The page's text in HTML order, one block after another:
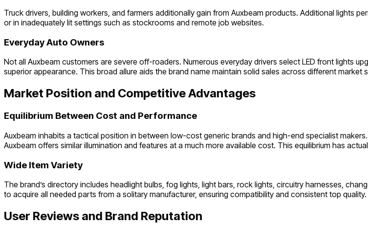
Truck drivers, building workers, and farmers additionally gain from Auxbeam products. Additional lights
or in inadequately lit settings such as stockrooms and remote job websites.
Everyday Auto Owners
Not all Auxbeam customers are severe off-roaders. Numerous everyday drivers select LED front lights
superior appearance. This broad allure aids the brand name maintain solid sales across different market
Market Position and Competitive Advantages
Equilibrium Between Cost and Performance
Auxbeam inhabits a tactical position in between low-cost generic brands and high-end specialist
Auxbeam offers similar illumination and features at a much more available cost. This equilibrium has
Wide Item Variety
The brand’s directory includes headlight bulbs, fog lights, light bars, rock lights, circuitry harnesses,
to acquire all needed parts from a solitary manufacturer, ensuring compatibility and consistent top quality.
User Reviews and Brand Reputation